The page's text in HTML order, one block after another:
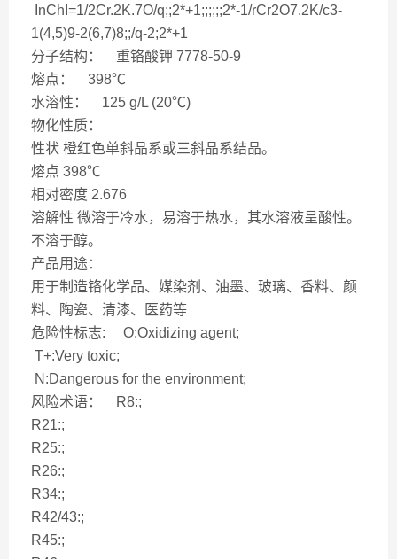
InChI=1/2Cr.2K.7O/q;;2*+1;;;;;;2*-1/rCr2O7.2K/c3-
1(4,5)9-2(6,7)8;;/q-2;2*+1
分子结构： 重铬酸钾 7778-50-9
熔点： 398℃
水溶性： 125 g/L (20℃)
物化性质：
性状 橙红色单斜晶系或三斜晶系结晶。
熔点 398℃
相对密度 2.676
溶解性 微溶于冷水，易溶于热水，其水溶液呈酸性。
不溶于醇。
产品用途：
用于制造铬化学品、媒染剂、油墨、玻璃、香料、颜
料、陶瓷、清漆、医药等
危险性标志: O:Oxidizing agent;
T+:Very toxic;
N:Dangerous for the environment;
风险术语： R8:;
R21:;
R25:;
R26:;
R34:;
R42/43:;
R45:;